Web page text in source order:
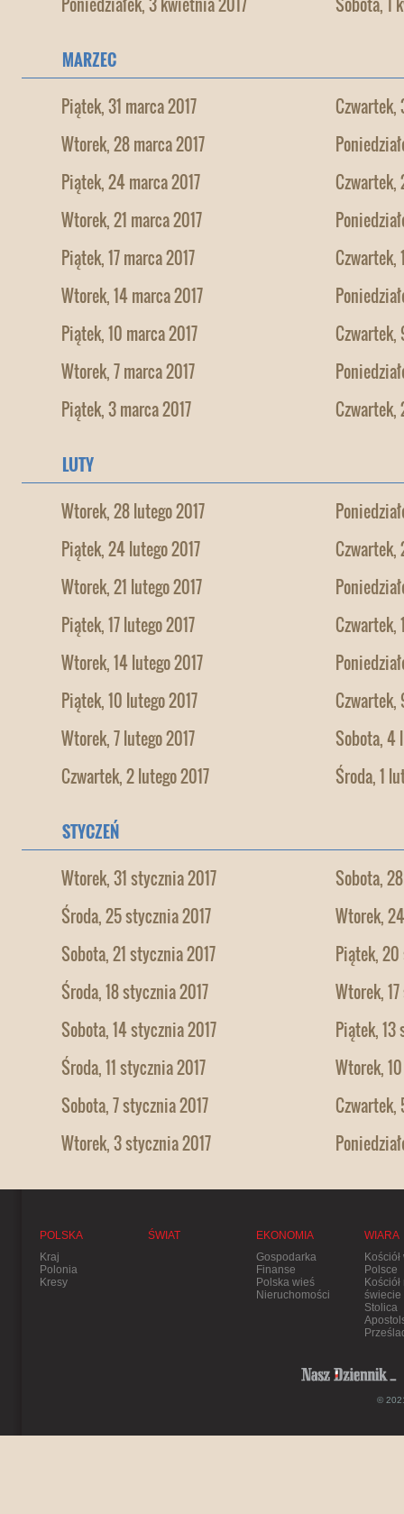
MARZEC
Piątek, 31 marca 2017
Czwartek,
Wtorek, 28 marca 2017
Piątek, 24 marca 2017
Czwartek,
Wtorek, 21 marca 2017
Piątek, 17 marca 2017
Czwartek,
Wtorek, 14 marca 2017
Piątek, 10 marca 2017
Czwartek,
Wtorek, 7 marca 2017
Piątek, 3 marca 2017
Czwartek,
LUTY
Wtorek, 28 lutego 2017
Piątek, 24 lutego 2017
Czwartek,
Wtorek, 21 lutego 2017
Piątek, 17 lutego 2017
Czwartek,
Wtorek, 14 lutego 2017
Piątek, 10 lutego 2017
Czwartek,
Wtorek, 7 lutego 2017
Sobota, 4
Czwartek, 2 lutego 2017
Środa, 1
STYCZEŃ
Wtorek, 31 stycznia 2017
Sobota,
Środa, 25 stycznia 2017
Wtorek,
Sobota, 21 stycznia 2017
Piątek,
Środa, 18 stycznia 2017
Wtorek,
Sobota, 14 stycznia 2017
Piątek, 13
Środa, 11 stycznia 2017
Wtorek,
Sobota, 7 stycznia 2017
Czwartek,
Wtorek, 3 stycznia 2017
POLSKA
Kraj
Polonia
Kresy
ŚWIAT
EKONOMIA
Gospodarka
Finanse
Polska wieś
Nieruchomości
WIARA
Kościół
Polsce
Kościół
świecie
Stolica
©